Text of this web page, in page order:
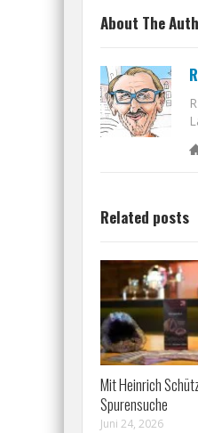
About The
Related posts
Mit Heinrich
Spurensuche
Juni 24, 2026